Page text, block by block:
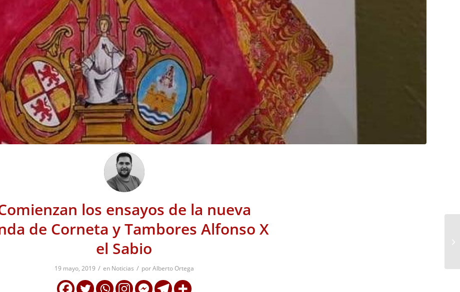
los ensayos de la nueva
de Corneta y Tambores Alfonso X
el Sabio
19 mayo, 2019 / en Noticias / porAlberto Ortega